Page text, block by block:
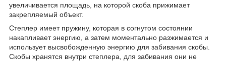
увеличивается площадь, на которой скоба прижимает
закрепляемый объект.
Степлер имеет пружину, которая в согнутом состоянии
накапливает энергию, а затем моментально разжимается и
использует высвобожденную энергию для забивания скобы.
Скобы хранятся внутри степлера, для забивания они не